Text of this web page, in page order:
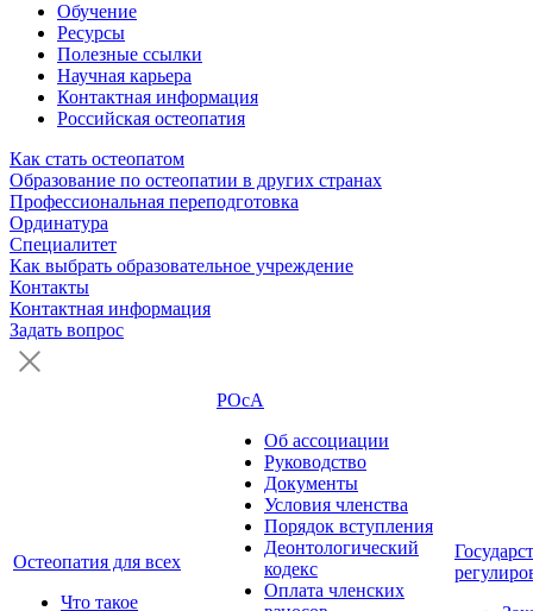
Обучение
Ресурсы
Полезные ссылки
Научная карьера
Контактная информация
Российская остеопатия
Как стать остеопатом
Образование по остеопатии в других странах
Профессиональная переподготовка
Ординатура
Специалитет
Как выбрать образовательное учреждение
Контакты
Контактная информация
Задать вопрос
Остеопатия для всех
Что такое
РОсА
Об ассоциации
Руководство
Документы
Условия членства
Порядок вступления
Деонтологический
кодекс
Оплата членских